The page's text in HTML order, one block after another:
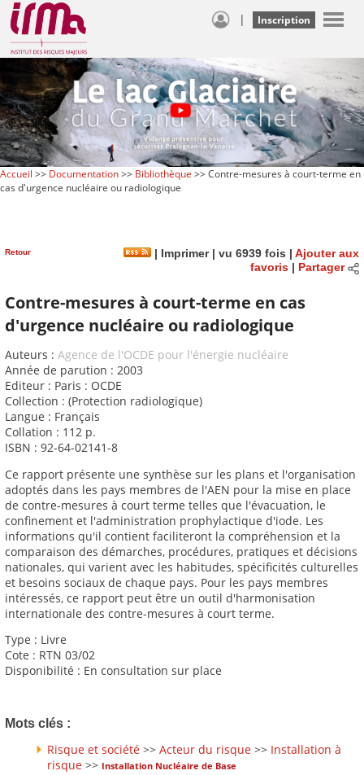
| Inscription
Accueil >> Documentation>> Bibliothèque >> Contre-mesures à court-terme en
cas d'urgence nucléaire ou radiologique
Retour | Imprimer| vu 6939 fois | Ajouter aux
favoris| Partager
Contre-mesures à court-terme en cas
d'urgence nucléaire ou radiologique
Auteurs : Agence de l'OCDE pour l'énergie nucléaire
Année de parution : 2003
Editeur : Paris : OCDE
Collection : (Protection radiologique)
Langue : Français
Collation : 112 p.
ISBN : 92-64-02141-8
Ce rapport présente une synthèse sur les plans et l'organisation
adoptés dans les pays membres de l'AEN pour la mise en place
de contre-mesures à court terme telles que l'évacuation, le
confinement et l'administration prophylactique d'iode. Les
informations qu'il contient faciliteront la compréhension et la
comparaison des démarches, procédures, pratiques et décisions
nationales, qui varient avec les habitudes, spécificités culturelles
et besoins sociaux de chaque pays. Pour les pays membres
intéressés, ce rapport peut être un outil d'harmonisation
internationale des contre-mesures à court terme.
Type : Livre
Cote : RTN 03/02
Disponibilité : En consultation sur place
Mots clés :
Risque et société >> Acteur du risque >> Installation à
risque >> Installation Nucléaire de Base